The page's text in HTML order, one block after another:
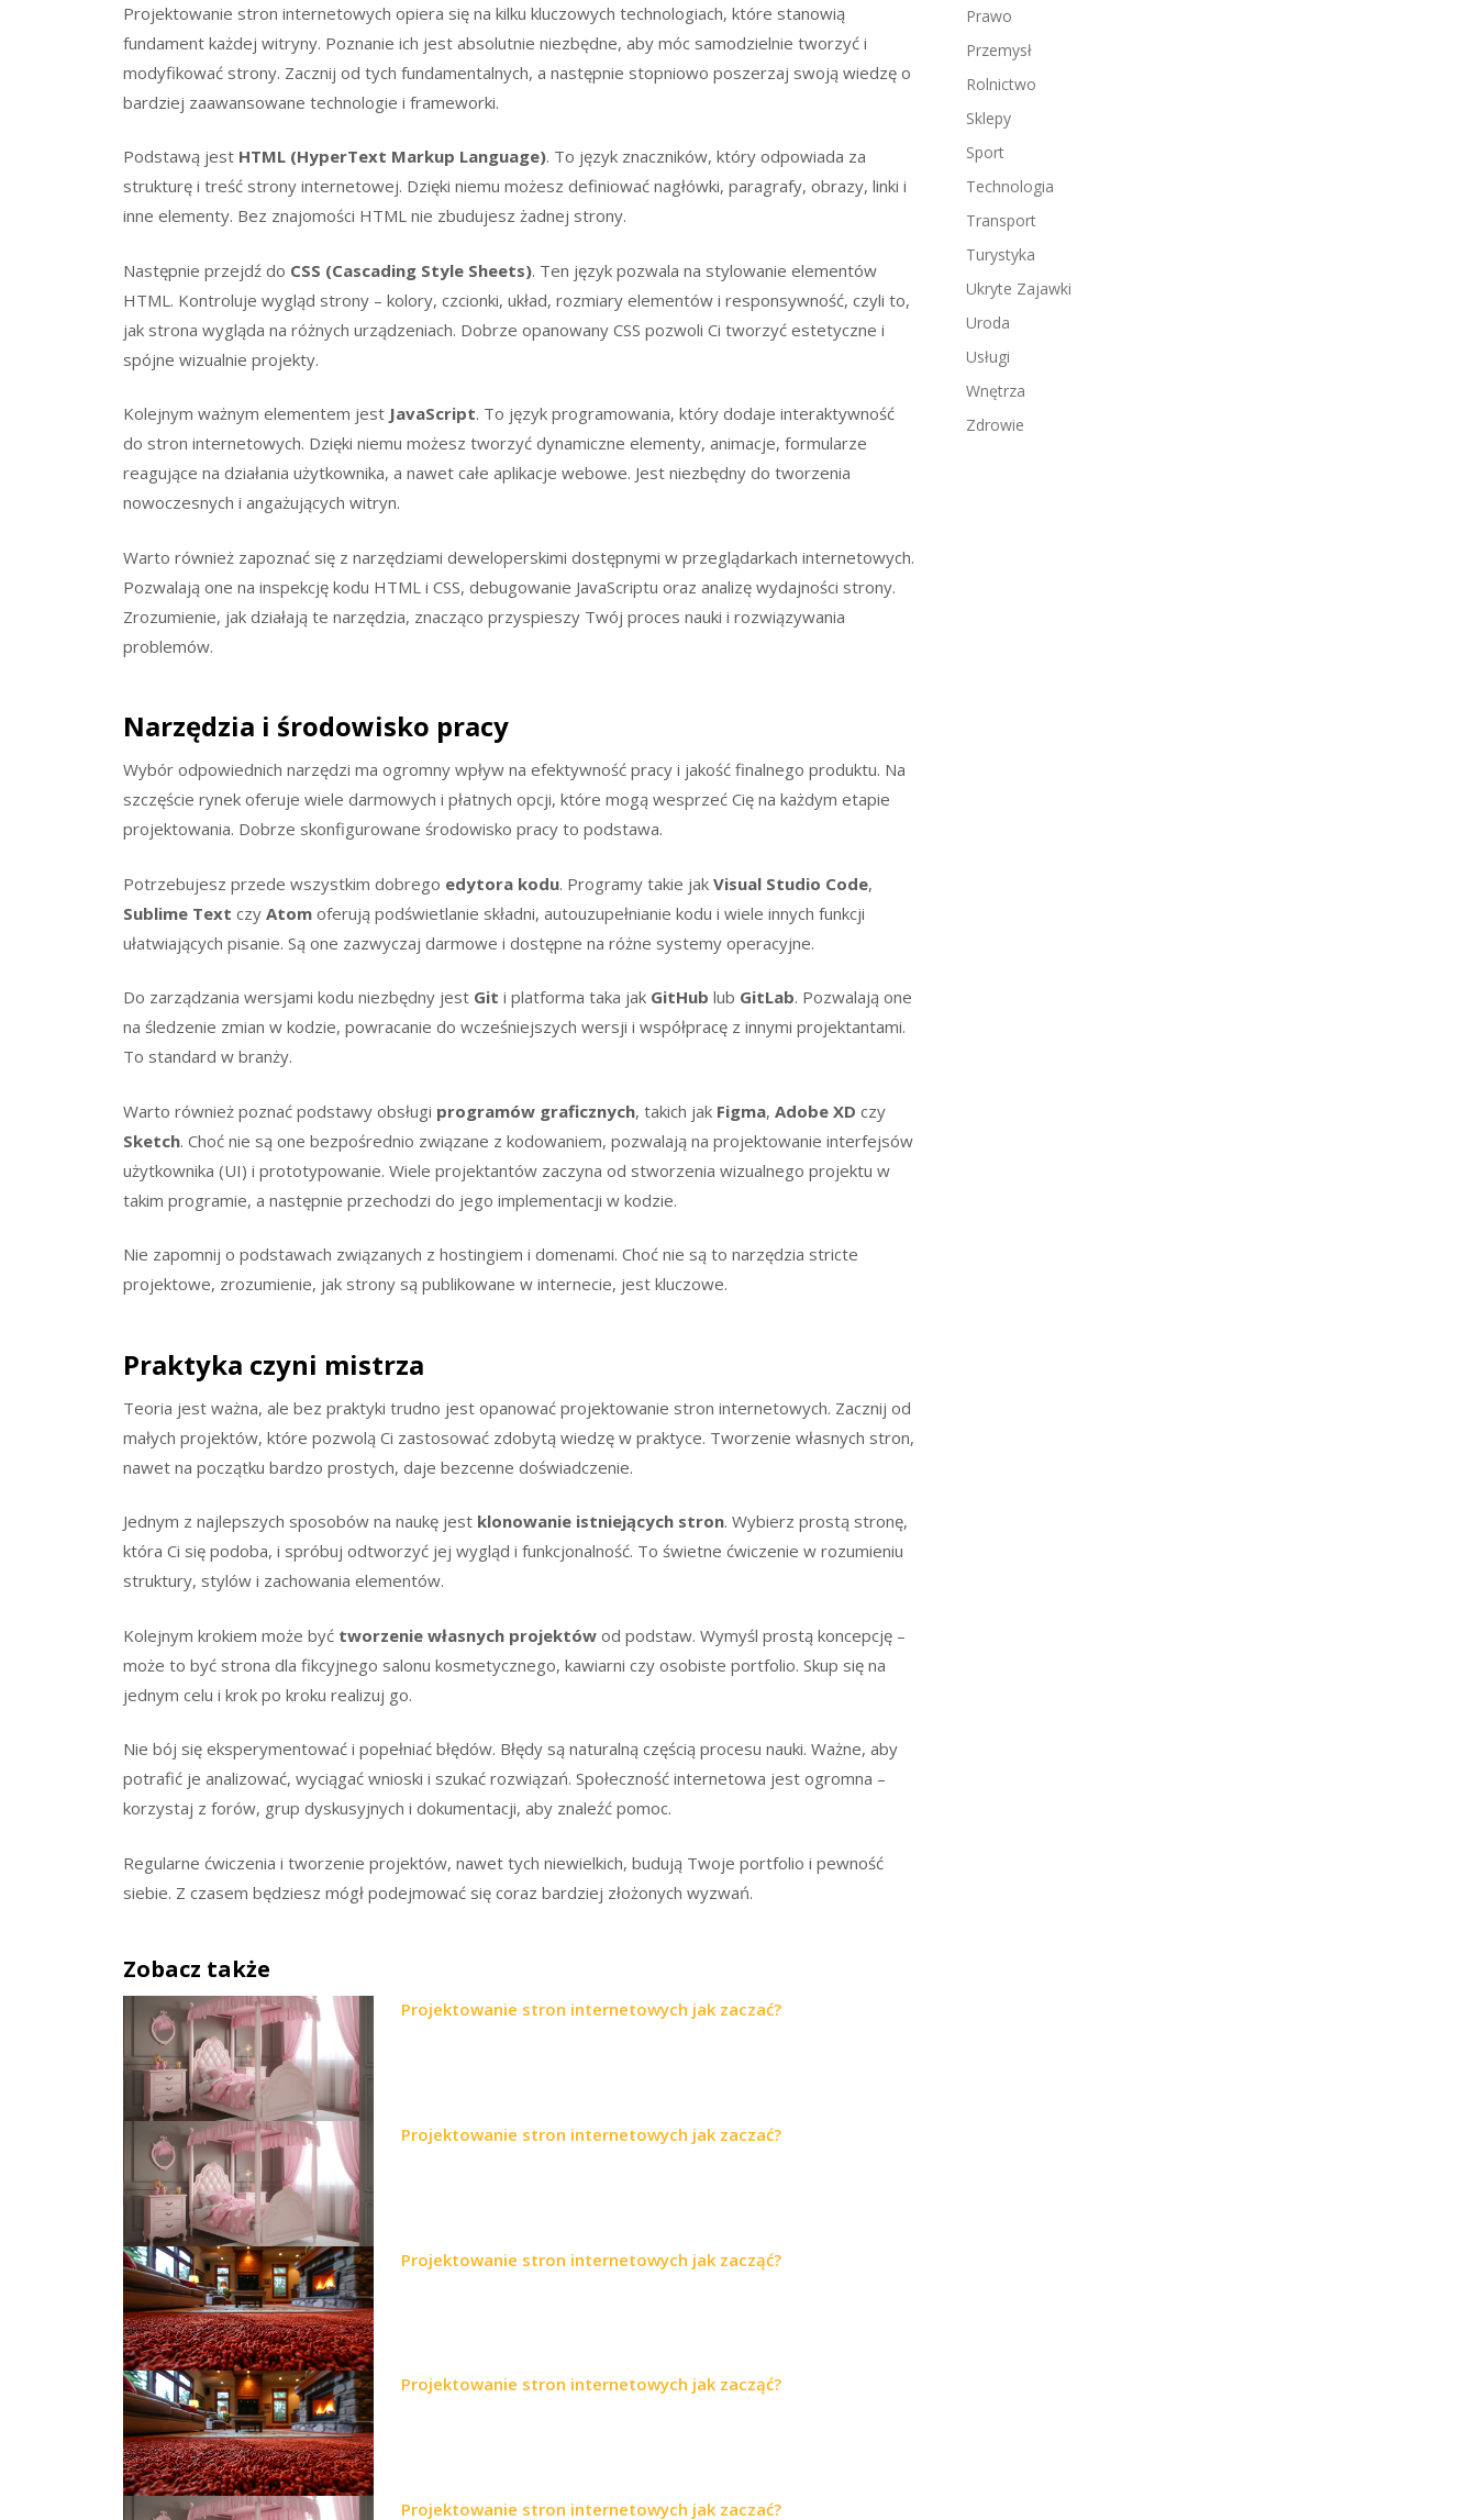
Projektowanie stron internetowych opiera się na kilku kluczowych technologiach, które stanowią
fundament każdej witryny. Poznanie ich jest absolutnie niezbędne, aby móc samodzielnie tworzyć i
modyfikować strony. Zacznij od tych fundamentalnych, a następnie stopniowo poszerzaj swoją wiedzę o
bardziej zaawansowane technologie i frameworki.
Podstawą jest HTML (HyperText Markup Language). To język znaczników, który odpowiada za
strukturę i treść strony internetowej. Dzięki niemu możesz definiować nagłówki, paragrafy, obrazy, linki i
inne elementy. Bez znajomości HTML nie zbudujesz żadnej strony.
Następnie przejdź do CSS (Cascading Style Sheets). Ten język pozwala na stylowanie elementów
HTML. Kontroluje wygląd strony – kolory, czcionki, układ, rozmiary elementów i responsywność, czyli to,
jak strona wygląda na różnych urządzeniach. Dobrze opanowany CSS pozwoli Ci tworzyć estetyczne i
spójne wizualnie projekty.
Kolejnym ważnym elementem jest JavaScript. To język programowania, który dodaje interaktywność
do stron internetowych. Dzięki niemu możesz tworzyć dynamiczne elementy, animacje, formularze
reagujące na działania użytkownika, a nawet całe aplikacje webowe. Jest niezbędny do tworzenia
nowoczesnych i angażujących witryn.
Warto również zapoznać się z narzędziami deweloperskimi dostępnymi w przeglądarkach internetowych.
Pozwalają one na inspekcję kodu HTML i CSS, debugowanie JavaScriptu oraz analizę wydajności strony.
Zrozumienie, jak działają te narzędzia, znacząco przyspieszy Twój proces nauki i rozwiązywania
problemów.
Narzędzia i środowisko pracy
Wybór odpowiednich narzędzi ma ogromny wpływ na efektywność pracy i jakość finalnego produktu. Na
szczęście rynek oferuje wiele darmowych i płatnych opcji, które mogą wesprzeć Cię na każdym etapie
projektowania. Dobrze skonfigurowane środowisko pracy to podstawa.
Potrzebujesz przede wszystkim dobrego edytora kodu. Programy takie jak Visual Studio Code,
Sublime Text czy Atom oferują podświetlanie składni, autouzupełnianie kodu i wiele innych funkcji
ułatwiających pisanie. Są one zazwyczaj darmowe i dostępne na różne systemy operacyjne.
Do zarządzania wersjami kodu niezbędny jest Git i platforma taka jak GitHub lub GitLab. Pozwalają one
na śledzenie zmian w kodzie, powracanie do wcześniejszych wersji i współpracę z innymi projektantami.
To standard w branży.
Warto również poznać podstawy obsługi programów graficznych, takich jak Figma, Adobe XD czy
Sketch. Choć nie są one bezpośrednio związane z kodowaniem, pozwalają na projektowanie interfejsów
użytkownika (UI) i prototypowanie. Wiele projektantów zaczyna od stworzenia wizualnego projektu w
takim programie, a następnie przechodzi do jego implementacji w kodzie.
Nie zapomnij o podstawach związanych z hostingiem i domenami. Choć nie są to narzędzia stricte
projektowe, zrozumienie, jak strony są publikowane w internecie, jest kluczowe.
Praktyka czyni mistrza
Teoria jest ważna, ale bez praktyki trudno jest opanować projektowanie stron internetowych. Zacznij od
małych projektów, które pozwolą Ci zastosować zdobytą wiedzę w praktyce. Tworzenie własnych stron,
nawet na początku bardzo prostych, daje bezcenne doświadczenie.
Jednym z najlepszych sposobów na naukę jest klonowanie istniejących stron. Wybierz prostą stronę,
która Ci się podoba, i spróbuj odtworzyć jej wygląd i funkcjonalność. To świetne ćwiczenie w rozumieniu
struktury, stylów i zachowania elementów.
Kolejnym krokiem może być tworzenie własnych projektów od podstaw. Wymyśl prostą koncepcję –
może to być strona dla fikcyjnego salonu kosmetycznego, kawiarni czy osobiste portfolio. Skup się na
jednym celu i krok po kroku realizuj go.
Nie bój się eksperymentować i popełniać błędów. Błędy są naturalną częścią procesu nauki. Ważne, aby
potrafić je analizować, wyciągać wnioski i szukać rozwiązań. Społeczność internetowa jest ogromna –
korzystaj z forów, grup dyskusyjnych i dokumentacji, aby znaleźć pomoc.
Regularne ćwiczenia i tworzenie projektów, nawet tych niewielkich, budują Twoje portfolio i pewność
siebie. Z czasem będziesz mógł podejmować się coraz bardziej złożonych wyzwań.
Zobacz także
Projektowanie stron internetowych jak zaczać?
Projektowanie stron internetowych jak zaczać?
Projektowanie stron internetowych jak zacząć?
Projektowanie stron internetowych jak zacząć?
Projektowanie stron internetowych jak zaczać?
Prawo
Przemysł
Rolnictwo
Sklepy
Sport
Technologia
Transport
Turystyka
Ukryte Zajawki
Uroda
Usługi
Wnętrza
Zdrowie